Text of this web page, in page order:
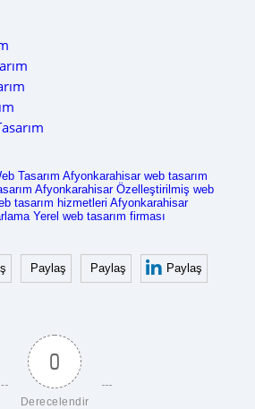
Tasarım Afyonkarahisar web tasarım
Afyonkarahisar Özelleştirilmiş web
tasarım hizmetleri Afyonkarahisar
Yerel web tasarım firması
Paylaş Paylaş Paylaş
0
Derecelendir